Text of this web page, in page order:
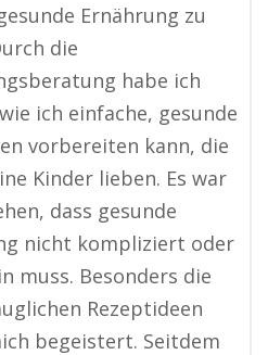
Ernährung zu
die
habe ich
ich einfache, gesunde
vorbereiten kann, die
Kinder lieben. Es war
dass gesunde
nicht kompliziert oder
muss. Besonders die
Rezeptideen
begeistert. Seitdem